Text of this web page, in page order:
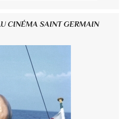
CINÉMA SAINT GERMAIN